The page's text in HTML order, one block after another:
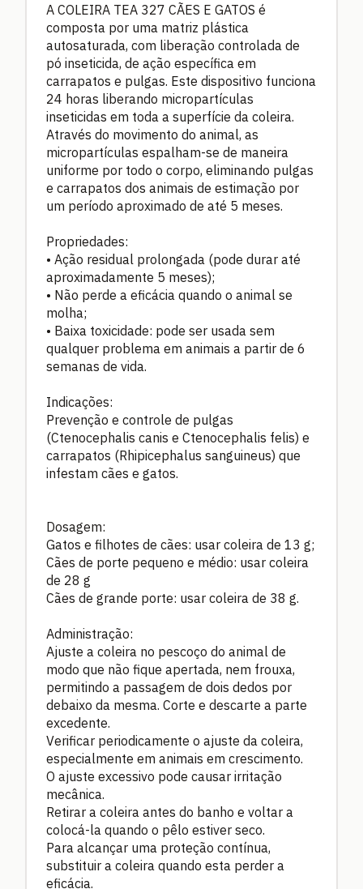
A COLEIRA TEA 327 CÃES E GATOS é
composta por uma matriz plástica
autosaturada, com liberação controlada de
pó inseticida, de ação específica em
carrapatos e pulgas. Este dispositivo funciona
24 horas liberando micropartículas
inseticidas em toda a superfície da coleira.
Através do movimento do animal, as
micropartículas espalham-se de maneira
uniforme por todo o corpo, eliminando pulgas
e carrapatos dos animais de estimação por
um período aproximado de até 5 meses.
Propriedades:
• Ação residual prolongada (pode durar até
aproximadamente 5 meses);
• Não perde a eficácia quando o animal se
molha;
• Baixa toxicidade: pode ser usada sem
qualquer problema em animais a partir de 6
semanas de vida.
Indicações:
Prevenção e controle de pulgas
(Ctenocephalis canis e Ctenocephalis felis) e
carrapatos (Rhipicephalus sanguineus) que
infestam cães e gatos.
Dosagem:
Gatos e filhotes de cães: usar coleira de 13 g;
Cães de porte pequeno e médio: usar coleira
de 28 g
Cães de grande porte: usar coleira de 38 g.
Administração:
Ajuste a coleira no pescoço do animal de
modo que não fique apertada, nem frouxa,
permitindo a passagem de dois dedos por
debaixo da mesma. Corte e descarte a parte
excedente.
Verificar periodicamente o ajuste da coleira,
especialmente em animais em crescimento.
O ajuste excessivo pode causar irritação
mecânica.
Retirar a coleira antes do banho e voltar a
colocá-la quando o pêlo estiver seco.
Para alcançar uma proteção contínua,
substituir a coleira quando esta perder a
eficácia.